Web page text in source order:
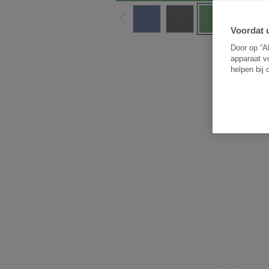
Voordat
Door op
apparaat
helpen bij